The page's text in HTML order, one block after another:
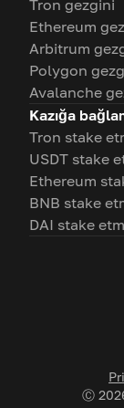
Ⓒ
Tron gezgini
Ethereum
Arbitrum
Polygon
Avalanche
Kazığa
Tron stake
USDT stake
Ethereum
BNB stake
DAI stake